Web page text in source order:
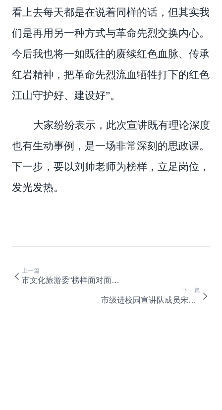
看上去每天都是在说着同样的话，但其实我
们是再用另一种方式与革命先烈交换内心。
今后我也将一如既往的赓续红色血脉、 传承
红岩精神 ，把革命先烈流血牺牲打下的红色
江山守护好、建设好”。
大家纷纷表示，此次宣讲既有理论深度
也有生动事例，是一场非常深刻的思政课。
下一步，要以刘帅老师为榜样，立足岗位，
发光发热。
上一篇
市文化旅游委“榜样面对面”宣讲团成员李佳走进我校宣讲党的二十大精神
下一篇
市级进校园宣讲队成员宋明江到校宣讲党的二十大精神